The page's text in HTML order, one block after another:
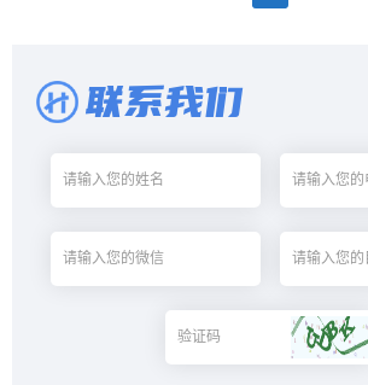
联系我们